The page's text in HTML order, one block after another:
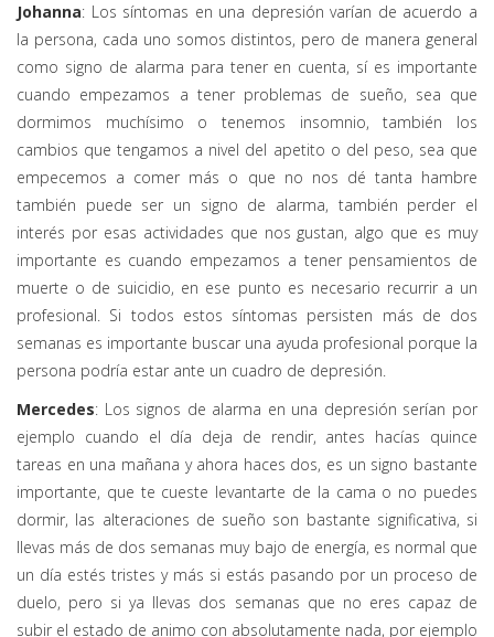
Johanna: Los síntomas en una depresión varían de acuerdo a
la persona, cada uno somos distintos, pero de manera general
como signo de alarma para tener en cuenta, sí es importante
cuando empezamos a tener problemas de sueño, sea que
dormimos muchísimo o tenemos insomnio, también los
cambios que tengamos a nivel del apetito o del peso, sea que
empecemos a comer más o que no nos dé tanta hambre
también puede ser un signo de alarma, también perder el
interés por esas actividades que nos gustan, algo que es muy
importante es cuando empezamos a tener pensamientos de
muerte o de suicidio, en ese punto es necesario recurrir a un
profesional. Si todos estos síntomas persisten más de dos
semanas es importante buscar una ayuda profesional porque la
persona podría estar ante un cuadro de depresión.
Mercedes: Los signos de alarma en una depresión serían por
ejemplo cuando el día deja de rendir, antes hacías quince
tareas en una mañana y ahora haces dos, es un signo bastante
importante, que te cueste levantarte de la cama o no puedes
dormir, las alteraciones de sueño son bastante significativa, si
llevas más de dos semanas muy bajo de energía, es normal que
un día estés tristes y más si estás pasando por un proceso de
duelo, pero si ya llevas dos semanas que no eres capaz de
subir el estado de animo con absolutamente nada, por ejemplo